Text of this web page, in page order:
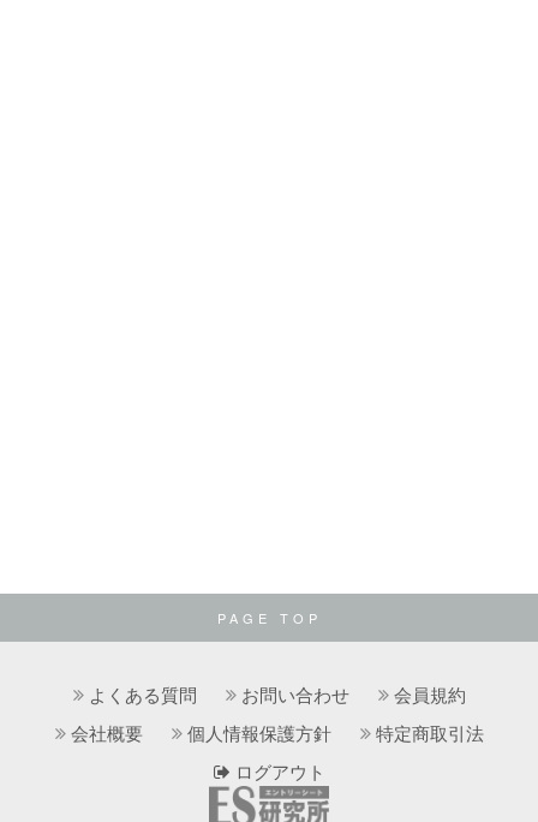
PAGE TOP
よくある質問 お問い合わせ
会員規約
会社概要
個人情報保護方針
特定商取引法
ログアウト